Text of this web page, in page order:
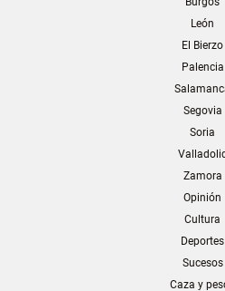
León
El Bierzo
Palencia
Segovia
Soria
Valladolid
Zamora
Opinión
Cultura
Deportes
Sucesos
Caza y